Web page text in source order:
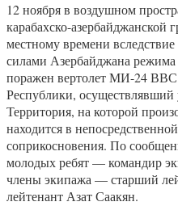
12 ноября в воздушном
карабахско-азербайджанской
местному времени
силами Азербайджана
поражен вертолет МИ-24 ВВС
Республики,
Территория, на которой
находится в
соприкосновения. По
молодых ребят — командир
члены экипажа — старший
лейтенант Азат Саакян.